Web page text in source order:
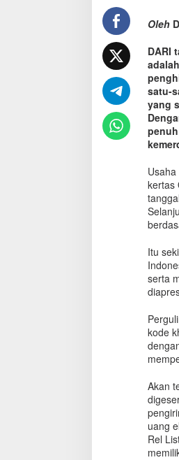
Oleh
DARI
satu-
yang
kertas
Itu
serta
kode
Akan
uang
Rel